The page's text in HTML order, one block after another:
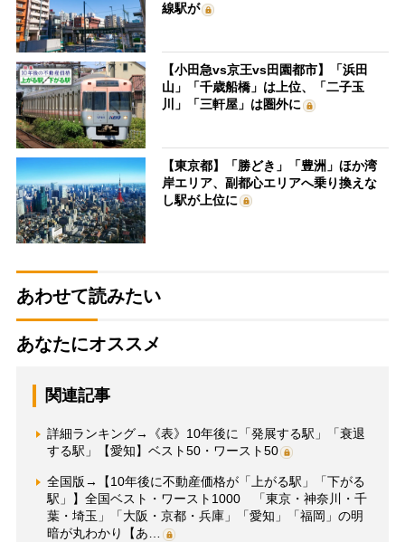
線駅が
【小田急vs京王vs田園都市】「浜田
山」「千歳船橋」は上位、「二子玉
川」「三軒屋」は圏外に
【東京都】「勝どき」「豊洲」ほか湾
岸エリア、副都心エリアへ乗り換えな
し駅が上位に
あわせて読みたい
あなたにオススメ
関連記事
詳細ランキング→《表》10年後に「発展する駅」「衰退
する駅」【愛知】ベスト50・ワースト50
全国版→【10年後に不動産価格が「上がる駅」「下がる
駅」】全国ベスト・ワースト1000 「東京・神奈川・千
葉・埼玉」「大阪・京都・兵庫」「愛知」「福岡」の明
暗が丸わかり【あ…